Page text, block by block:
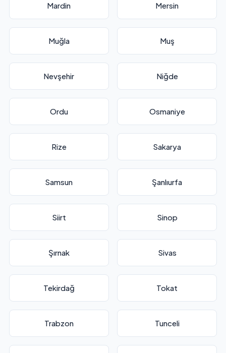
Mardin Mersin
Muğla Muş
Nevşehir Niğde
Ordu Osmaniye
Rize Sakarya
Samsun Şanlıurfa
Siirt Sinop
Şırnak Sivas
Tekirdağ Tokat
Trabzon Tunceli